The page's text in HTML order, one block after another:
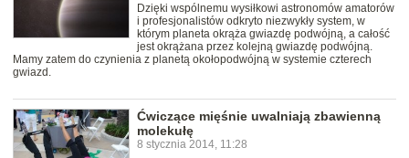
Dzięki wspólnemu wysiłkowi astronomów amatorów
i profesjonalistów odkryto niezwykły system, w
którym planeta okrąża gwiazdę podwójną, a całość
jest okrążana przez kolejną gwiazdę podwójną.
Mamy zatem do czynienia z planetą okołopodwójną w systemie czterech
gwiazd.
Ćwiczące mięśnie uwalniają zbawienną
molekułę
8 stycznia 2014, 11:28